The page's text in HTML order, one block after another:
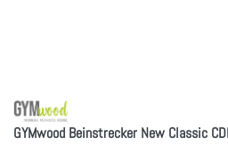
GYMwood Beinstrecker New Classic